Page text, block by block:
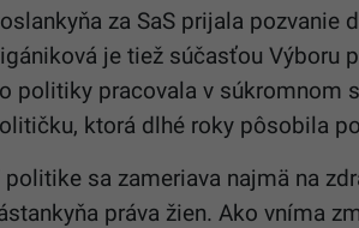
za SaS prijala pozvanie
je tiež súčasťou Výboru
politiky pracovala v súkromnom
ktorá dlhé roky pôsobila
politike sa zameriava najmä na
práva žien. Ako vníma